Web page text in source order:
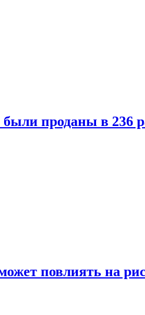
проданы в 236
повлиять на